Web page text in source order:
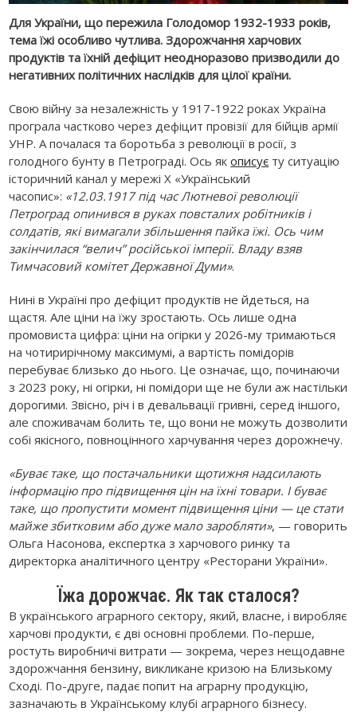
Для України, що пережила Голодомор 1932-1933 років,
тема їжі особливо чутлива. Здорожчання харчових
продуктів та їхній дефіцит неодноразово призводили до
негативних політичних наслідків для цілої країни.
Свою війну за незалежність у 1917-1922 роках Україна
програла частково через дефіцит провізії для бійців армії
УНР. А почалася та боротьба з революції в росії, з
голодного бунту в Петрограді. Ось якописує ту ситуацію
історичний канал у мережі X «Український
часопис»: «12.03.1917 під час Лютневої революції
Петроград опинився в руках повсталих робітників і
солдатів, які вимагали збільшення пайка їжі. Ось чим
закінчилася “велич” російської імперії. Владу взяв
Тимчасовий комітет Державної Думи».
Нині в Україні про дефіцит продуктів не йдеться, на
щастя. Але ціни на їжу зростають. Ось лише одна
промовиста цифра: ціни на огірки у 2026-му тримаються
на чотирирічному максимумі, а вартість помідорів
перебуває близько до нього. Це означає, що, починаючи
з 2023 року, ні огірки, ні помідори ще не були аж настільки
дорогими. Звісно, річ і в девальвації гривні, серед іншого,
але споживачам болить те, що вони не можуть дозволити
собі якісного, повноцінного харчування через дорожнечу.
«Буває таке, що постачальники щотижня надсилають
інформацію про підвищення цін на їхні товари. І буває
таке, що пропустити момент підвищення ціни — це стати
майже збитковим або дуже мало заробляти», — говорить
Ольга Насонова, експертка з харчового ринку та
директорка аналітичного центру «Ресторани України».
Їжа дорожчає. Як так сталося?
В українського аграрного сектору, який, власне, і виробляє
харчові продукти, є дві основні проблеми. По-перше,
ростуть виробничі витрати — зокрема, через нещодавне
здорожчання бензину, викликане кризою на Близькому
Сході. По-друге, падає попит на аграрну продукцію,
зазначають в Українському клубі аграрного бізнесу.